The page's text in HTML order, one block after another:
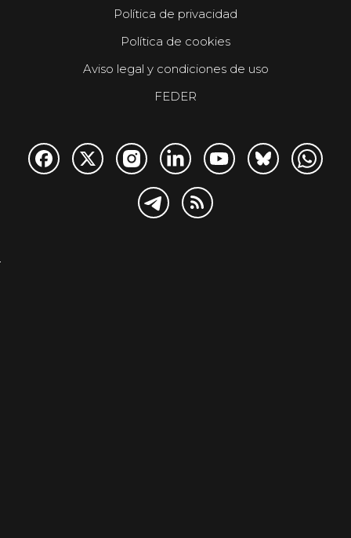
Política de privacidad
Política de cookies
Aviso legal y condiciones de uso
FEDER